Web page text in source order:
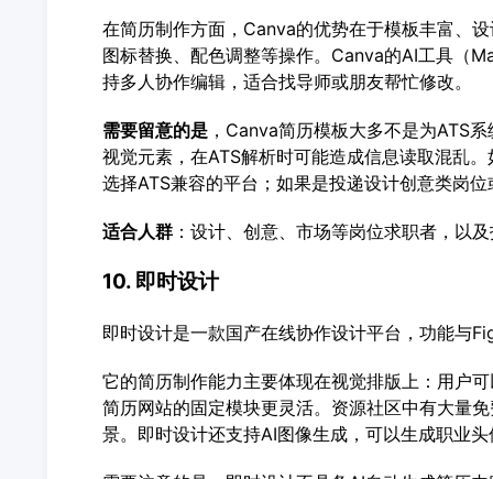
在简历制作方面，Canva的优势在于模板丰富、
图标替换、配色调整等操作。Canva的AI工具（
持多人协作编辑，适合找导师或朋友帮忙修改。
需要留意的是，Canva简历模板大多不是为ATS
视觉元素，在ATS解析时可能造成信息读取混乱
选择ATS兼容的平台；如果是投递设计创意类岗
适合人群：设计、创意、市场等岗位求职者，以
10. 即时设计
即时设计是一款国产在线协作设计平台，功能与
它的简历制作能力主要体现在视觉排版上：用户
简历网站的固定模块更灵活。资源社区中有大量
景。即时设计还支持AI图像生成，可以生成职业